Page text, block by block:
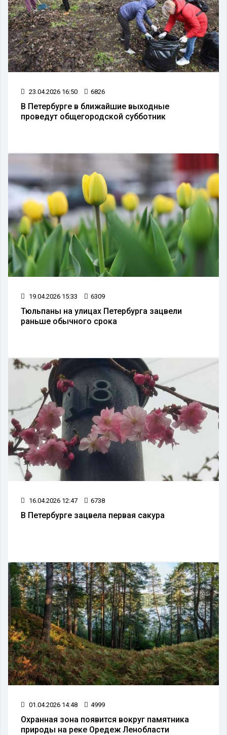
23.04.2026 16:50 6826
В Петербурге в ближайшие выходные
проведут общегородской субботник
19.04.2026 15:33 6309
Тюльпаны на улицах Петербурга зацвели
раньше обычного срока
16.04.2026 12:47 6738
В Петербурге зацвела первая сакура
01.04.2026 14:48 4999
Охранная зона появится вокруг памятника
природы на реке Оредеж Ленобласти